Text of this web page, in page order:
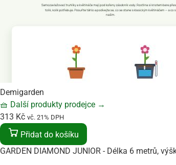
Demigarden
🧺 Další produkty prodejce →
313 Kč vč. 21% DPH
Přidat do košíku
GARDEN DIAMOND JUNIOR - Délka 6 metrů,